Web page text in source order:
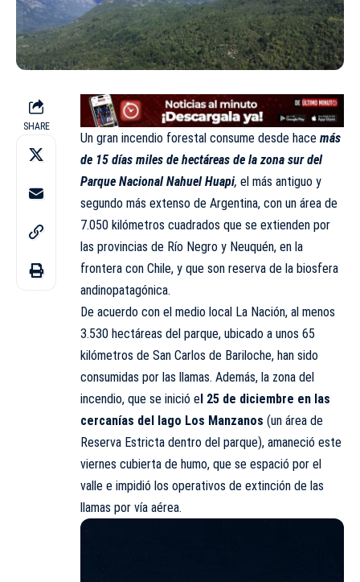
SHARE
Un gran incendio forestal consume desde hace más
de 15 días miles de hectáreas de la zona sur del
Parque Nacional Nahuel Huapi, el más antiguo y
segundo más extenso de Argentina, con un área de
7.050 kilómetros cuadrados que se extienden por
las provincias de Río Negro y Neuquén, en la
frontera con Chile, y que son reserva de la biosfera
andinopatagónica.
De acuerdo con el medio local La Nación, al menos
3.530 hectáreas del parque, ubicado a unos 65
kilómetros de San Carlos de Bariloche, han sido
consumidas por las llamas. Además, la zona del
incendio, que se inició el 25 de diciembre en las
cercanías del lago Los Manzanos (un área de
Reserva Estricta dentro del parque), amaneció este
viernes cubierta de humo, que se espació por el
valle e impidió los operativos de extinción de las
llamas por vía aérea.